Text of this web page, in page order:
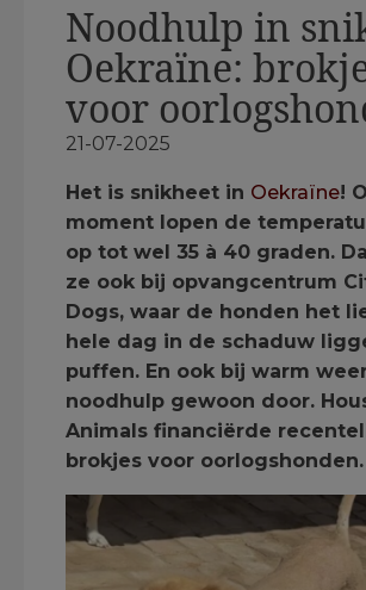
Noodhulp in
Oekraïne:
voor
21-07-2025
Het is snikheet in Oekraïne!
moment lopen de
op tot wel 35 à 40 graden.
ze ook bij opvangcentrum
Dogs, waar de honden het
hele dag in de schaduw
puffen. En ook bij warm
noodhulp gewoon door.
Animals financiërde
brokjes voor oorlogshonden.